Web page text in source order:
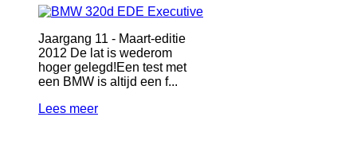
Jaargang 11 - Maart-editie
2012 De lat is wederom
hoger gelegd!Een test met
een BMW is altijd een f...
Lees meer